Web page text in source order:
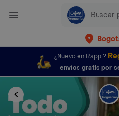
¿Nuevo en Rappi?
envíos gratis por